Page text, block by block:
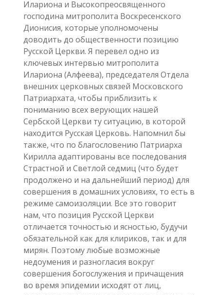
Илариона и Высокопреосвященного
господина митрополита Воскресенского
Дионисия, которые уполномочены
доводить до общественности позицию
Русской Церкви. Я перевел одно из
ключевых интервью митрополита
Илариона (Алфеева), председателя Отдела
внешних церковных связей Московского
Патриархата, чтобы приблизить к
пониманию всех верующих нашей
Сербской Церкви ту ситуацию, в которой
находится Русская Церковь. Напомнил бы
также, что по благословению Патриарха
Кирилла адаптированы все последования
Страстной и Светлой седмиц (что будет
продолжено и на дальнейший период) для
совершения в домашних условиях, то есть в
режиме самоизоляции. Все это говорит
нам, что позиция Русской Церкви
отличается точностью и ясностью, будучи
обязательной как для клириков, так и для
мирян. Поэтому любые возможные
недоумения и разногласия вокруг
совершения богослужения и причащения
во время эпидемии исходят от лиц,